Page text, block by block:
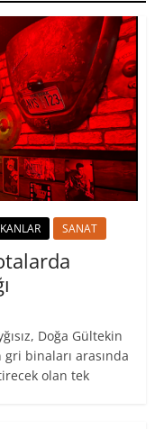
SANAT
Doğa Gültekin
binaları arasında
olan tek